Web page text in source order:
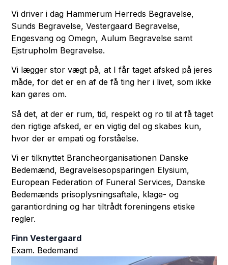
Vi driver i dag Hammerum Herreds Begravelse,
Sunds Begravelse, Vestergaard Begravelse,
Engesvang og Omegn, Aulum Begravelse samt
Ejstrupholm Begravelse.
Vi lægger stor vægt på, at I får taget afsked på jeres
måde, for det er en af de få ting her i livet, som ikke
kan gøres om.
Så det, at der er rum, tid, respekt og ro til at få taget
den rigtige afsked, er en vigtig del og skabes kun,
hvor der er empati og forståelse.
Vi er tilknyttet Brancheorganisationen Danske
Bedemænd, Begravelsesopsparingen Elysium,
European Federation of Funeral Services, Danske
Bedemænds prisoplysningsaftale, klage- og
garantiordning og har tiltrådt foreningens etiske
regler.
Finn Vestergaard
Exam. Bedemand